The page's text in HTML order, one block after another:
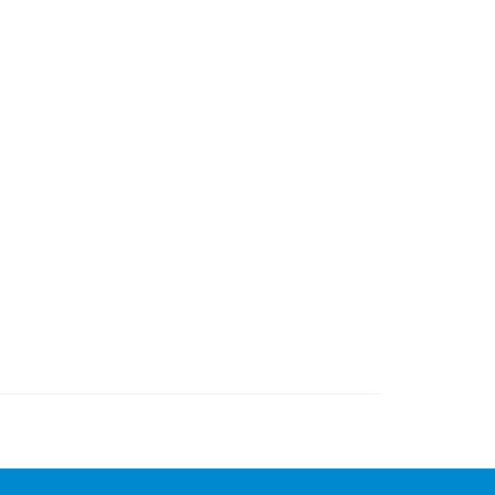
win a prize
the winner
on how to claim
Number of tickets
Used and will be deleted.